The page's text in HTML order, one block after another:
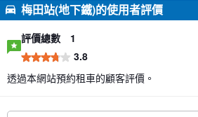
梅田站(地下鐵)的使用者評價
評價總數
1
3.8
透過本網站預約租車的顧客評價。